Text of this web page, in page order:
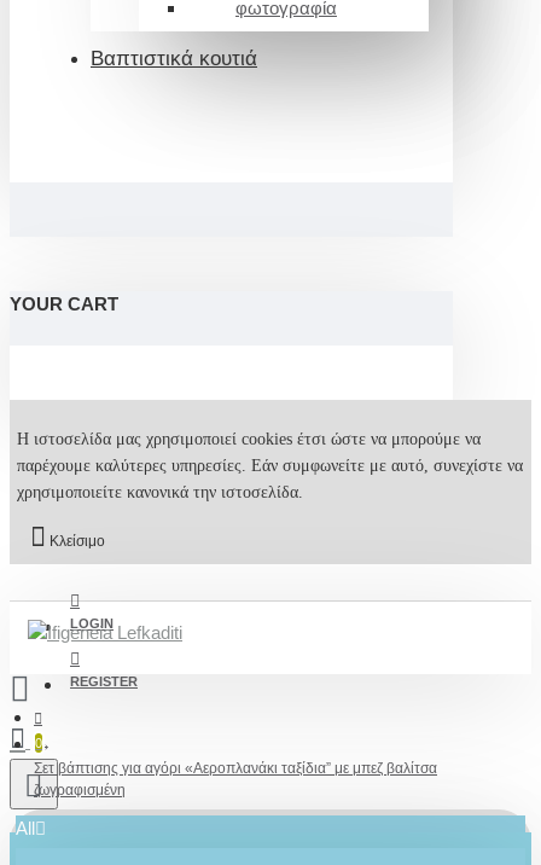
φωτογραφία
Βαπτιστικά κουτιά
YOUR CART
Η ιστοσελίδα μας χρησιμοποιεί cookies έτσι ώστε να μπορούμε να
παρέχουμε καλύτερες υπηρεσίες. Εάν συμφωνείτε με αυτό, συνεχίστε να
χρησιμοποιείτε κανονικά την ιστοσελίδα.
Κλείσιμο
LOGIN
REGISTER
0
All
Σετ βάπτισης για αγόρι «Αεροπλανάκι ταξίδια” με μπεζ βαλίτσα
ζωγραφισμένη